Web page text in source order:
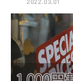
2022.03.01